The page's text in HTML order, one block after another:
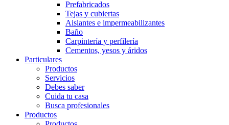
Prefabricados
Tejas y cubiertas
Aislantes e impermeabilizantes
Baño
Carpintería y perfilería
Cementos, yesos y áridos
Particulares
Productos
Servicios
Debes saber
Cuida tu casa
Busca profesionales
Productos